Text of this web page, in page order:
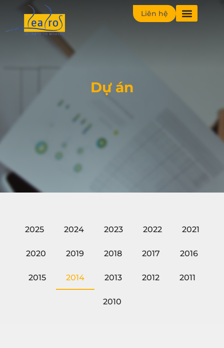
Liên hệ
Dự án
2025 2024 2023 2022 2021
2020 2019 2018 2017 2016
2015 2014 2013 2012 2011
2010